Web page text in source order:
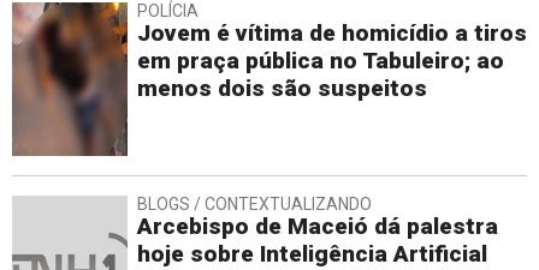
POLÍCIA
Jovem é vítima de homicídio a tiros
em praça pública no Tabuleiro; ao
menos dois são suspeitos
BLOGS / CONTEXTUALIZANDO
Arcebispo de Maceió dá palestra
hoje sobre Inteligência Artificial